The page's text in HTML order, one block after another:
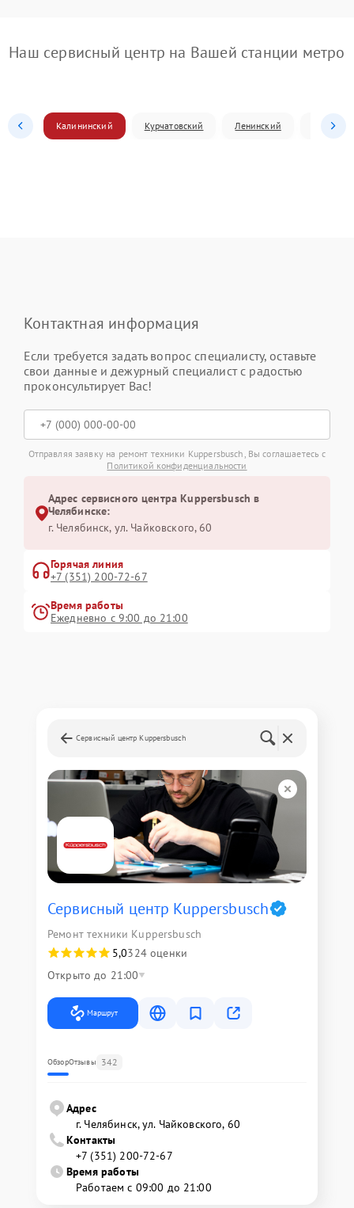
Наш сервисный центр на Вашей станции метро
Калининский Курчатовский Ленинский
Контактная информация
Если требуется задать вопрос специалисту, оставьте
свои данные и дежурный специалист с радостью
проконсультирует Вас!
Отправляя заявку на ремонт техники Kuppersbusch, Вы соглашаетесь с
Политикой конфиденциальности
Адрес сервисного центра Kuppersbusch в
Челябинске:
г. Челябинск, ул. Чайковского, 60
Горячая линия
+7 (351) 200-72-67
Время работы
Ежедневно с 9:00 до 21:00
Сервисный центр Kuppersbusch
Сервисный центр Kuppersbusch
Ремонт техники Kuppersbusch
5,0324 оценки
Открыто до 21:00
Маршрут
ОбзорОтзывы 342
Адрес
г. Челябинск, ул. Чайковского, 60
Контакты
+7 (351) 200-72-67
Время работы
Работаем с 09:00 до 21:00